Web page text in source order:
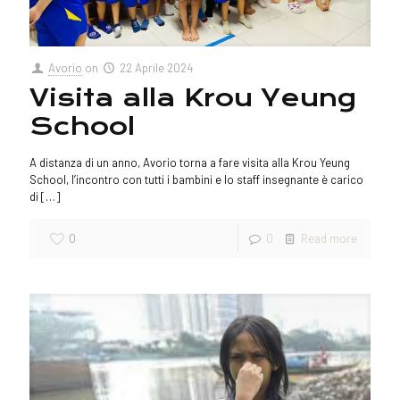
Avorio on 22 Aprile 2024
Visita alla Krou Yeung
School
A distanza di un anno, Avorio torna a fare visita alla Krou Yeung
School, l’incontro con tutti i bambini e lo staff insegnante è carico
di […]
0 0 Read more